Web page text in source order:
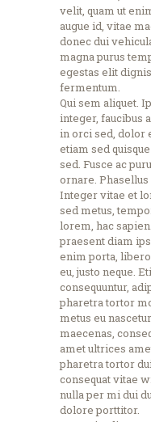
velit, quam ut
augue id, vitae
donec dui
magna purus
egestas elit
fermentum.
Qui sem aliquet.
integer, faucibus
in orci sed, dolor
etiam sed
sed. Fusce ac
ornare. Phasellus
Integer vitae et
sed metus,
lorem, hac
praesent diam
enim porta,
eu, justo neque.
consequuntur,
pharetra tortor
metus eu
maecenas,
amet ultrices
pharetra tortor
consequat vitae
nulla per mi dui
dolore porttitor.